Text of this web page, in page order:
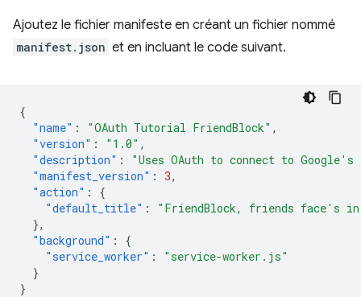
Ajoutez le fichier manifeste en créant un fichier nommé
manifest.json et en incluant le code suivant.
{
"name" : "OAuth Tutorial FriendBlock" ,
"version" : "1.0" ,
"description" :
"Uses OAuth to connect to
"manifest_version" : 3,
"action" :
{
"default_title" :
"FriendBlock, friends face's
},
"background" :
{
"service_worker" :
"service-worker.js"
}
}